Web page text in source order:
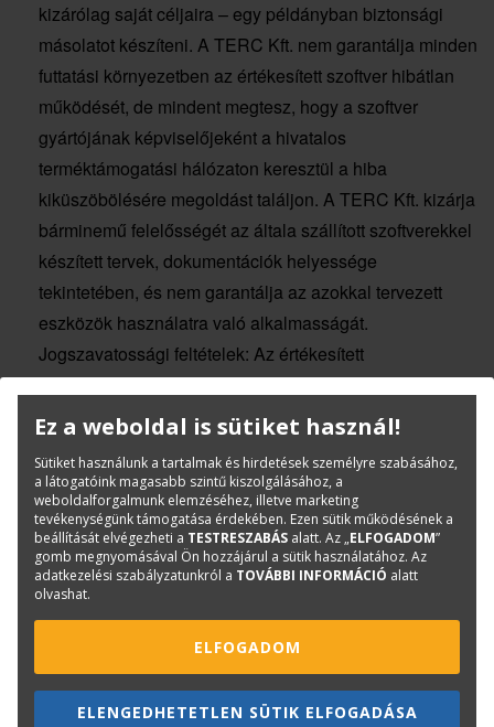
kizárólag saját céljaira – egy példányban biztonsági
másolatot készíteni. A TERC Kft. nem garantálja minden
futtatási környezetben az értékesített szoftver hibátlan
működését, de mindent megtesz, hogy a szoftver
gyártójának képviselőjeként a hivatalos
terméktámogatási hálózaton keresztül a hiba
kiküszöbölésére megoldást találjon. A TERC Kft. kizárja
bárminemű felelősségét az általa szállított szoftverekkel
készített tervek, dokumentációk helyessége
tekintetében, és nem garantálja az azokkal tervezett
eszközök használatra való alkalmasságát.
Jogszavatossági feltételek: Az értékesített
szoftverlicencek használatára vonatkozóan az adott
szoftverhez tartozó mindenkori gyártói licencszerződés
a szoftver gyártójától licenc jogosultságot szerez az
adott szoftver használatára. Vevő licenc jogosultsága
mindaddig érvényes, amíg a szoftvert újabb verzióra
nem cseréli (szoftver upgrade: amikor a vevő az új
verzióra használatára szerez licence jogosultságot).
nem korlátozott. A TERC Kft. az általa viszonteladóként
Ez a weboldal is sütiket használ!
Sütiket használunk a tartalmak és hirdetések személyre szabásához,
a látogatóink magasabb szintű kiszolgálásához, a
weboldalforgalmunk elemzéséhez, illetve marketing
tevékenységünk támogatása érdekében. Ezen sütik működésének a
beállítását elvégezheti a TESTRESZABÁS alatt. Az „ELFOGADOM”
gomb megnyomásával Ön hozzájárul a sütik használatához. Az
adatkezelési szabályzatunkról a TOVÁBBI INFORMÁCIÓ alatt
olvashat.
ELFOGADOM
ELENGEDHETETLEN SÜTIK ELFOGADÁSA